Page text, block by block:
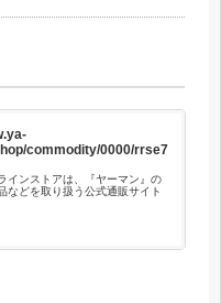
commodity/0000/rrse7
インストアは、『ヤーマン』の
などを取り扱う公式通販サイト